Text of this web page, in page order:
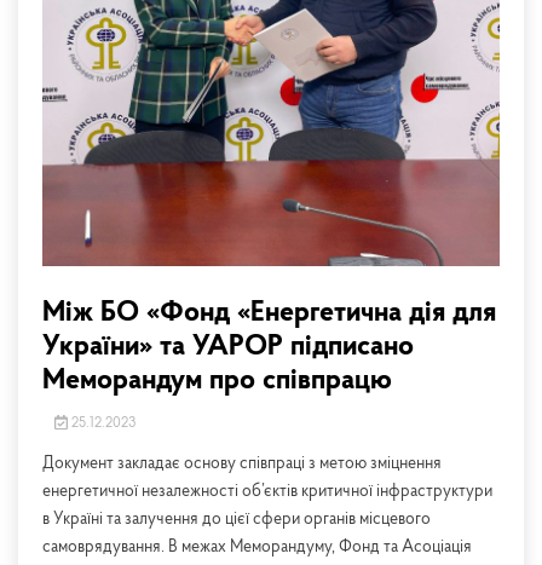
Між БО «Фонд «Енергетична дія для
України» та УАРОР підписано
Меморандум про співпрацю
25.12.2023
Документ закладає основу співпраці з метою зміцнення
енергетичної незалежності об’єктів критичної інфраструктури
в Україні та залучення до цієї сфери органів місцевого
самоврядування. В межах Меморандуму, Фонд та Асоціація